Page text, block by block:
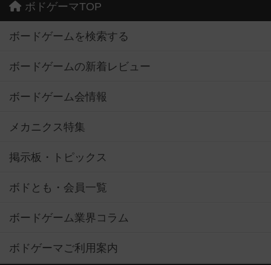
ボドゲーマTOP
ボードゲームを検索する
ボードゲームの新着レビュー
ボードゲーム会情報
メカニクス特集
掲示板・トピックス
ボドとも・会員一覧
ボードゲーム業界コラム
ボドゲーマご利用案内